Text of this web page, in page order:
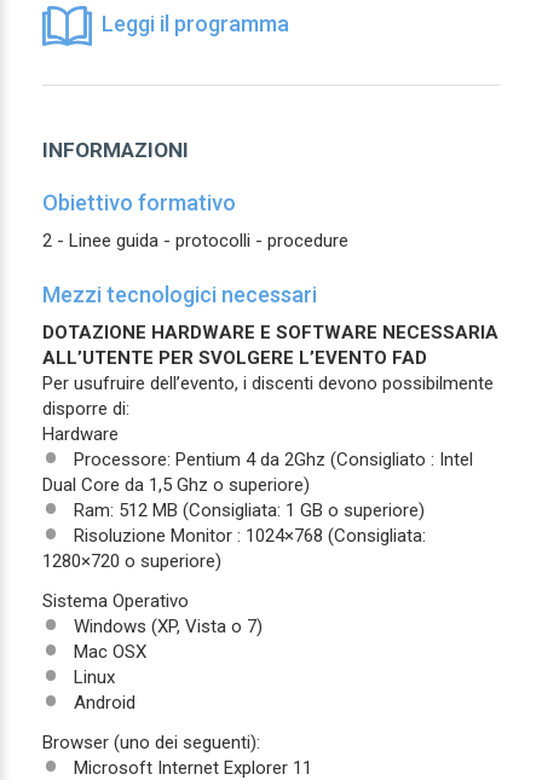
Leggi il programma
INFORMAZIONI
Obiettivo formativo
2 - Linee guida - protocolli - procedure
Mezzi tecnologici necessari
DOTAZIONE HARDWARE E SOFTWARE NECESSARIA
ALL’UTENTE PER SVOLGERE L’EVENTO FAD
Per usufruire dell’evento, i discenti devono possibilmente
disporre di:
Hardware
Processore: Pentium 4 da 2Ghz (Consigliato : Intel
Dual Core da 1,5 Ghz o superiore)
Ram: 512 MB (Consigliata: 1 GB o superiore)
Risoluzione Monitor : 1024×768 (Consigliata:
1280×720 o superiore)
Sistema Operativo
Windows (XP, Vista o 7)
Mac OSX
Linux
Android
Browser (uno dei seguenti):
Microsoft Internet Explorer 11